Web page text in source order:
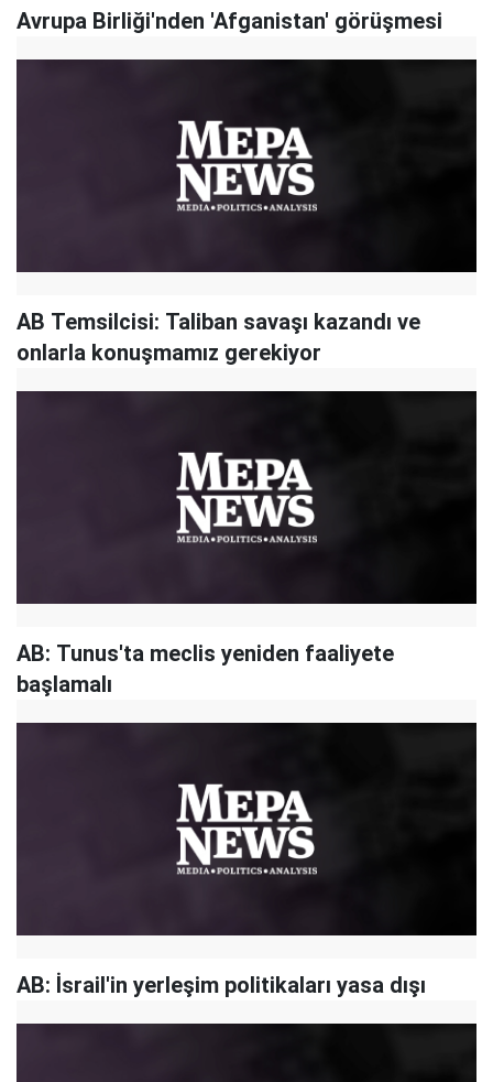
Avrupa Birliği'nden 'Afganistan' görüşmesi
AB Temsilcisi: Taliban savaşı kazandı ve
onlarla konuşmamız gerekiyor
AB: Tunus'ta meclis yeniden faaliyete
başlamalı
AB: İsrail'in yerleşim politikaları yasa dışı